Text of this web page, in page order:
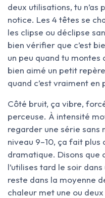
deux utilisations, tu n’as
notice. Les 4 têtes se
les clipse ou déclipse
bien vérifier que c’est
un peu quand tu montes
bien aimé un petit
quand c’est vraiment en
Côté bruit, ça vibre,
perceuse. À intensité
regarder une série sans
niveau 9–10, ça fait plus
dramatique. Disons que
l’utilises tard le soir
reste dans la moyenne
chaleur met une ou